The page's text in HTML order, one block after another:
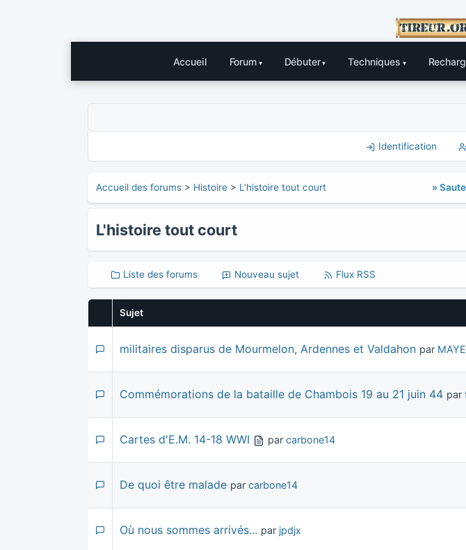
Accueil Forum Débuter Techniques
Identification
»
Accueil des forums > Histoire > L'histoire tout court
L'histoire tout court
Liste des forums Nouveau sujet Flux RSS
Sujet
militaires disparus de Mourmelon, Ardennes et Valdahon par
Commémorations de la bataille de Chambois 19 au 21 juin 44 par
Cartes d'E.M. 14-18 WWI par carbone14
De quoi être malade par carbone14
Où nous sommes arrivés... par jpdjx